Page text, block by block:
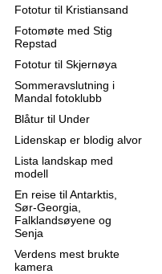
Fototur til Kristiansand
Fotomøte med Stig
Repstad
Fototur til Skjernøya
Sommeravslutning i
Mandal fotoklubb
Blåtur til Under
Lidenskap er blodig alvor
Lista landskap med
modell
En reise til Antarktis,
Sør-Georgia,
Falklandsøyene og
Senja
Verdens mest brukte
kamera